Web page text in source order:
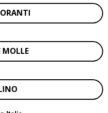
MOLLE